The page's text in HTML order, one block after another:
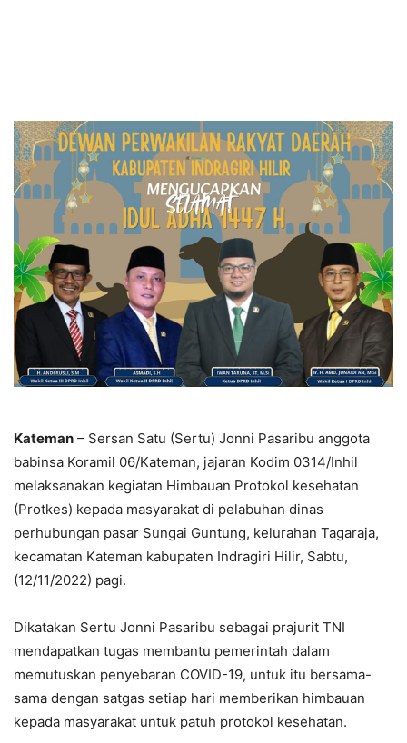
Kateman – Sersan Satu (Sertu) Jonni Pasaribu anggota
babinsa Koramil 06/Kateman, jajaran Kodim 0314/Inhil
melaksanakan kegiatan Himbauan Protokol kesehatan
(Protkes) kepada masyarakat di pelabuhan dinas
perhubungan pasar Sungai Guntung, kelurahan Tagaraja,
kecamatan Kateman kabupaten Indragiri Hilir, Sabtu,
(12/11/2022) pagi.
Dikatakan Sertu Jonni Pasaribu sebagai prajurit TNI
mendapatkan tugas membantu pemerintah dalam
memutuskan penyebaran COVID-19, untuk itu bersama-
sama dengan satgas setiap hari memberikan himbauan
kepada masyarakat untuk patuh protokol kesehatan.